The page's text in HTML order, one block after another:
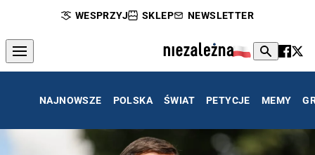
WESPRZYJ SKLEP NEWSLETTER
NAJNOWSZE POLSKA ŚWIAT PETYCJE MEMY